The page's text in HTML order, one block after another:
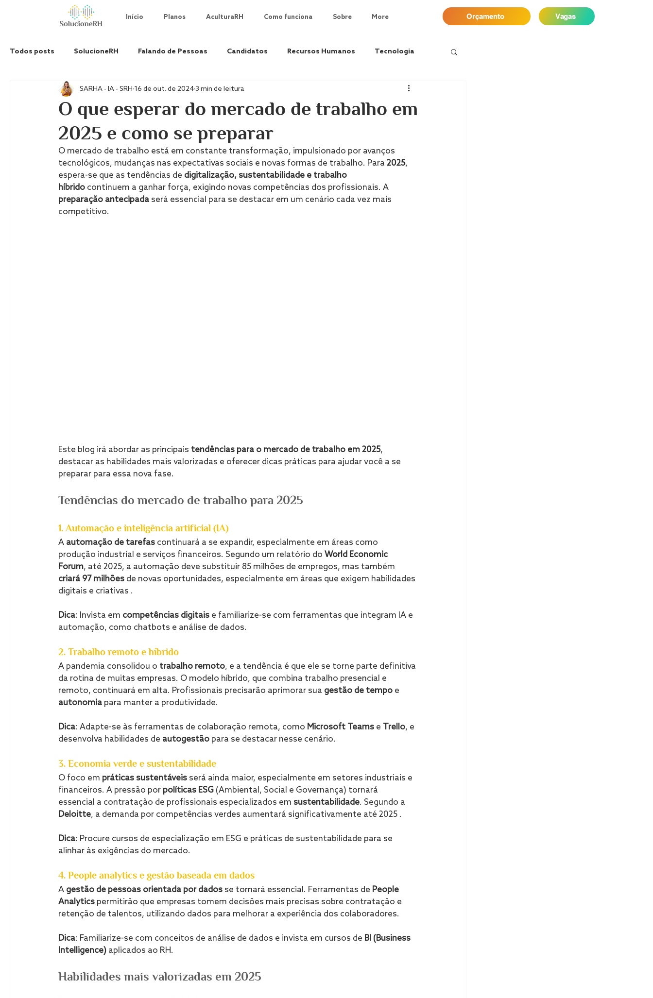
Início Planos AculturaRH Como funciona Sobre More Orçamento Vagas
Todos posts SolucioneRH Falando de Pessoas Candidatos Recursos Humanos Tecnologia
O que esperar do mercado de trabalho em
2025 e como se preparar
SARHA - IA - SRH 16 de out. de 20243 min de leitura
O mercado de trabalho está em constante transformação, impulsionado por avanços
tecnológicos, mudanças nas expectativas sociais e novas formas de trabalho. Para 2025,
espera-se que as tendências de digitalização, sustentabilidade e trabalho
híbrido continuem a ganhar força, exigindo novas competências dos profissionais. A
preparação antecipada será essencial para se destacar em um cenário cada vez mais
competitivo.
Este blog irá abordar as principais tendências para o mercado de trabalho em 2025,
destacar as habilidades mais valorizadas e oferecer dicas práticas para ajudar você a se
preparar para essa nova fase.
Tendências do mercado de trabalho para 2025
1. Automação e inteligência artificial (IA)
A automação de tarefas continuará a se expandir, especialmente em áreas como
produção industrial e serviços financeiros. Segundo um relatório do World Economic
Forum, até 2025, a automação deve substituir 85 milhões de empregos, mas também
criará 97 milhões de novas oportunidades, especialmente em áreas que exigem habilidades
digitais e criativas .
Dica: Invista em competências digitais e familiarize-se com ferramentas que integram IA e
automação, como chatbots e análise de dados.
2. Trabalho remoto e híbrido
A pandemia consolidou o trabalho remoto, e a tendência é que ele se torne parte definitiva
da rotina de muitas empresas. O modelo híbrido, que combina trabalho presencial e
remoto, continuará em alta. Profissionais precisarão aprimorar sua gestão de tempo e
autonomia para manter a produtividade.
Dica: Adapte-se às ferramentas de colaboração remota, como Microsoft Teams e Trello, e
desenvolva habilidades de autogestão para se destacar nesse cenário.
3. Economia verde e sustentabilidade
O foco em práticas sustentáveis será ainda maior, especialmente em setores industriais e
financeiros. A pressão por políticas ESG (Ambiental, Social e Governança) tornará
essencial a contratação de profissionais especializados em sustentabilidade. Segundo a
Deloitte, a demanda por competências verdes aumentará significativamente até 2025 .
Dica: Procure cursos de especialização em ESG e práticas de sustentabilidade para se
alinhar às exigências do mercado.
4. People analytics e gestão baseada em dados
A gestão de pessoas orientada por dados se tornará essencial. Ferramentas de People
Analytics permitirão que empresas tomem decisões mais precisas sobre contratação e
retenção de talentos, utilizando dados para melhorar a experiência dos colaboradores.
Dica: Familiarize-se com conceitos de análise de dados e invista em cursos de BI (Business
Intelligence) aplicados ao RH.
Habilidades mais valorizadas em 2025